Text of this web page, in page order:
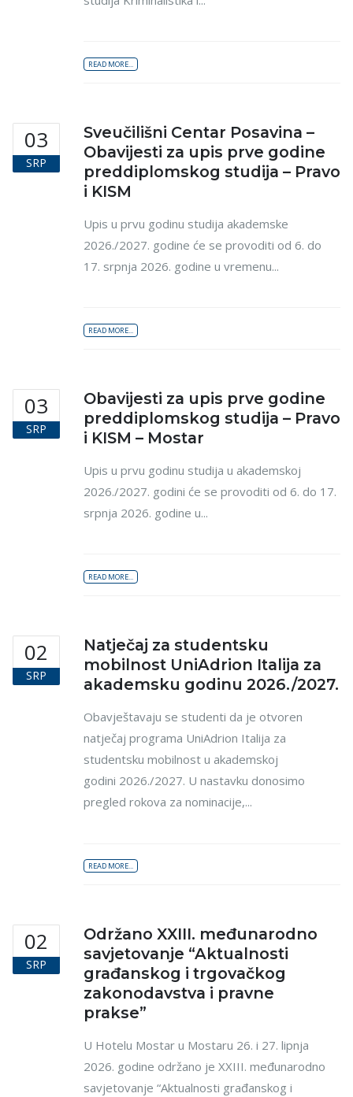
READ MORE...
03
SRP
Sveučilišni Centar Posavina –
Obavijesti za upis prve godine
preddiplomskog studija – Pravo
i KISM
Upis u prvu godinu studija akademske
2026./2027. godine će se provoditi od 6. do
17. srpnja 2026. godine u vremenu...
READ MORE...
03
SRP
Obavijesti za upis prve godine
preddiplomskog studija – Pravo
i KISM – Mostar
Upis u prvu godinu studija u akademskoj
2026./2027. godini će se provoditi od 6. do 17.
srpnja 2026. godine u...
READ MORE...
02
SRP
Natječaj za studentsku
mobilnost UniAdrion Italija za
akademsku godinu 2026./2027.
Obavještavaju se studenti da je otvoren
natječaj programa UniAdrion Italija za
studentsku mobilnost u akademskoj
godini 2026./2027. U nastavku donosimo
pregled rokova za nominacije,...
READ MORE...
02
SRP
Održano XXIII. međunarodno
savjetovanje “Aktualnosti
građanskog i trgovačkog
zakonodavstva i pravne
prakse”
U Hotelu Mostar u Mostaru 26. i 27. lipnja
2026. godine održano je XXIII. međunarodno
savjetovanje “Aktualnosti građanskog i